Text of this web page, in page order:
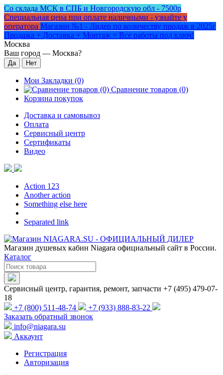
Со склада МСК в СПБ и Новгородскую обл - 7500р
Специальная цена при оплате наличными - узнайте у
оператора Магазин №1 - Лидер по количеству продаж в 2025г
Продажа + Доставка + Монтаж = Все работы под ключ!
Москва
Ваш город — Москва?
Мои Закладки (0)
Сравнение товаров (0)
Корзина покупок
Доставка и самовывоз
Оплата
Сервисный центр
Сертификаты
Видео
Action 123
Another action
Something else here
Separated link
Магазин душевых кабин Niagara официальный сайт в России.
Каталог
Сервисный центр, гарантия, ремонт, запчасти +7 (495) 479-07-
18
+7 (800) 511-48-74
+7 (933) 888-83-22
Заказать обратный звонок
info@niagara.su
Аккаунт
Регистрация
Авторизация